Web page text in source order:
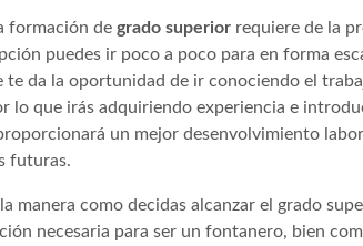
formación de grado superior requiere de la
puedes ir poco a poco para en forma
te da la oportunidad de ir conociendo el
lo que irás adquiriendo experiencia e
un mejor desenvolvimiento
futuras.
manera como decidas alcanzar el grado
necesaria para ser un fontanero, bien